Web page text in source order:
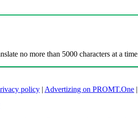
no more than 5000 characters at a
policy | Advertizing on PROMT.One |